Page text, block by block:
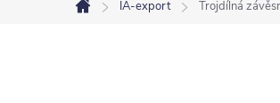
Domů
IA-export Trojdílná